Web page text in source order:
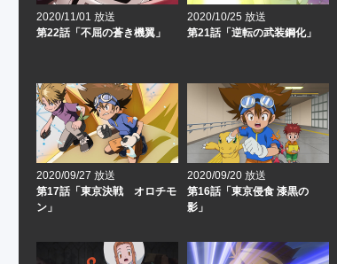
2020/11/01 放送
第22話「不屈の蒼き機翼」
2020/10/25 放送
第21話「逆転の武装鋼化」
2020/09/27 放送
第17話「東京決戦 オロチモ
ン」
2020/09/20 放送
第16話「東京侵食 漆黒の
影」